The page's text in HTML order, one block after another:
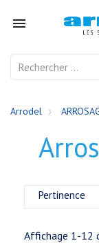

Arrodel
Pertinence
Affichage 1-12